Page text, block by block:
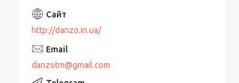
http://danzo.in.ua/
danzotm@gmail.com